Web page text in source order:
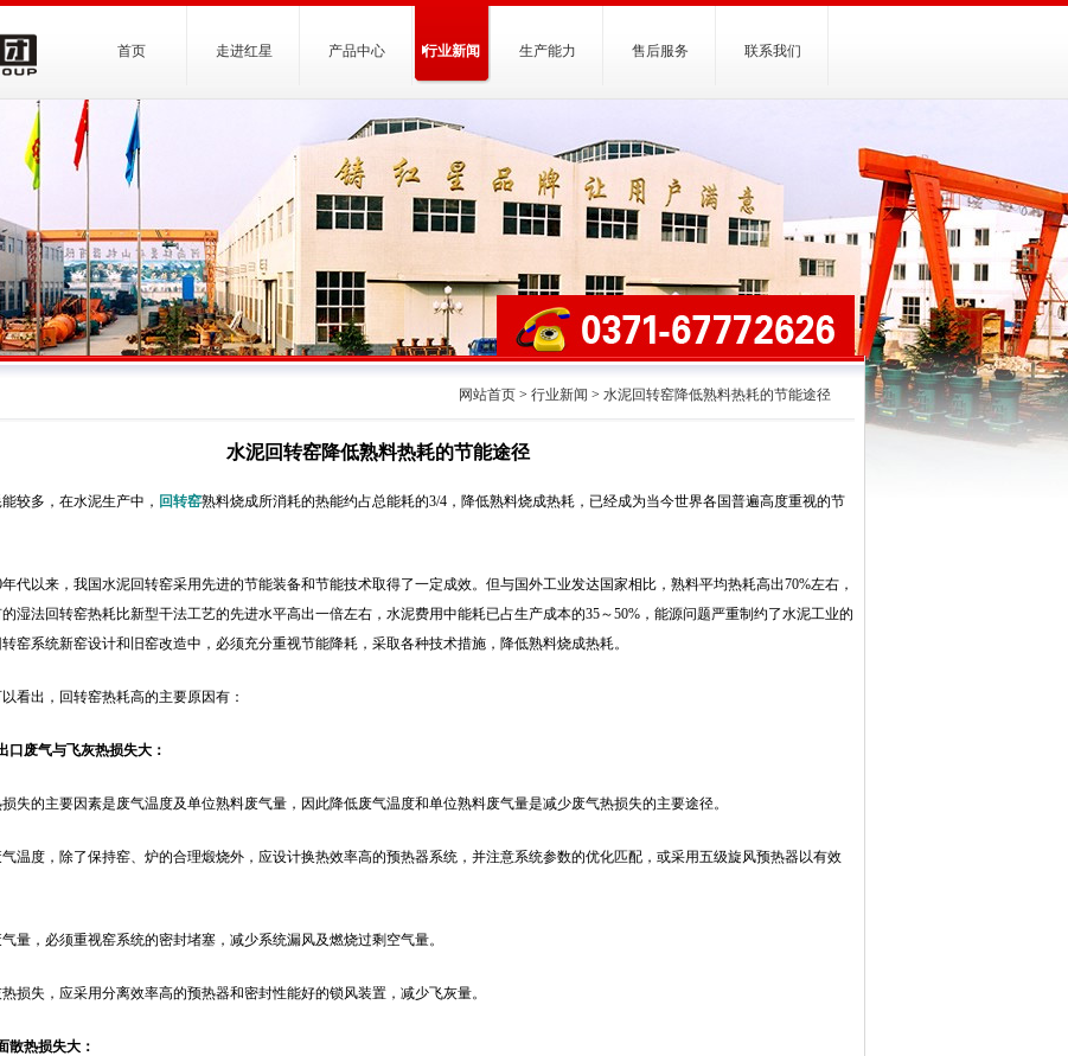
首页 走进红星 产品中心 行业新闻 生产能力 售后服务 联系我们
网站首页> 行业新闻 > 水泥回转窑降低熟料热耗的节能途径
水泥回转窑降低熟料热耗的节能途径
较多，在水泥生产中， 回转窑熟料烧成所消耗的热能约占总能耗的3/4，降低熟料烧成热耗，已经成为当今世界各国普遍高度重视的节
年代以来，我国水泥回转窑采用先进的节能装备和节能技术取得了一定成效。但与国外工业发达国家相比，熟料平均热耗高出70%左右，
湿法回转窑热耗比新型干法工艺的先进水平高出一倍左右，水泥费用中能耗已占生产成本的35～50%，能源问题严重制约了水泥工业的
窑系统新窑设计和旧窑改造中，必须充分重视节能降耗，采取各种技术措施，降低熟料烧成热耗。
看出，回转窑热耗高的主要原因有：
口废气与飞灰热损失大：
失的主要因素是废气温度及单位熟料废气量，因此降低废气温度和单位熟料废气量是减少废气热损失的主要途径。
温度，除了保持窑、炉的合理煅烧外，应设计换热效率高的预热器系统，并注意系统参数的优化匹配，或采用五级旋风预热器以有效
量，必须重视窑系统的密封堵塞，减少系统漏风及燃烧过剩空气量。
损失，应采用分离效率高的预热器和密封性能好的锁风装置，减少飞灰量。
散热损失大：